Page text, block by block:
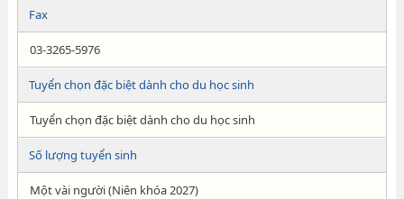
Fax
03-3265-5976
Tuyển chọn đặc biệt dành cho du học sinh
Tuyển chọn đặc biệt dành cho du học sinh
Số lượng tuyển sinh
Một vài người (Niên khóa 2027)